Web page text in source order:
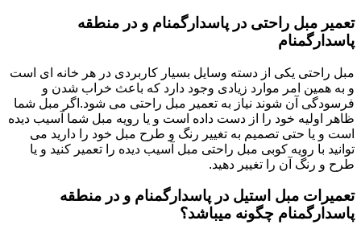
تعمیر مبل راحتی در پاسدارگمنام و در منطقه
پاسدارگمنام
مبل راحتی یکی از دسته وسایل بسیار کاربردی در هر خانه ای است
و به همین امر موارد زیادی وجود دارد که باعث خراب شدن و
فرسودگی آن شوند نیاز به تعمیر مبل راحتی می شود.اگر مبل شما
ظاهر اولیه خود را از دست داده است و یا رویه مبل شما آسیب دیده
است و یا حتی تصمیم به تغییر رنگ و طرح مبل خود را دارید می
توانید با رویه کوبی مبل راحتی مبل آسیب دیده را تعمیر کنید و یا
طرح و رنگ آن را تغییر دهید.
تعمیرات مبل استیل در پاسدارگمنام و در منطقه
پاسدارگمنام چگونه میباشد؟